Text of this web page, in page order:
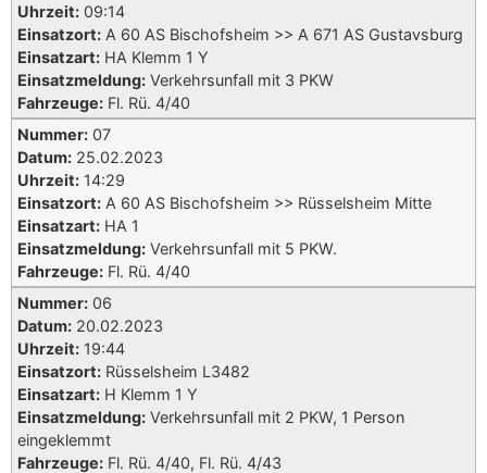
Uhrzeit: 09:14
Einsatzort: A 60 AS Bischofsheim >> A 671 AS Gustavsburg
Einsatzart: HA Klemm 1 Y
Einsatzmeldung: Verkehrsunfall mit 3 PKW
Fahrzeuge: Fl. Rü. 4/40
Nummer: 07
Datum: 25.02.2023
Uhrzeit: 14:29
Einsatzort: A 60 AS Bischofsheim >> Rüsselsheim Mitte
Einsatzart: HA 1
Einsatzmeldung: Verkehrsunfall mit 5 PKW.
Fahrzeuge: Fl. Rü. 4/40
Nummer: 06
Datum: 20.02.2023
Uhrzeit: 19:44
Einsatzort: Rüsselsheim L3482
Einsatzart: H Klemm 1 Y
Einsatzmeldung: Verkehrsunfall mit 2 PKW, 1 Person
eingeklemmt
Fahrzeuge: Fl. Rü. 4/40, Fl. Rü. 4/43